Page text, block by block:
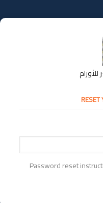
RESET
Password reset